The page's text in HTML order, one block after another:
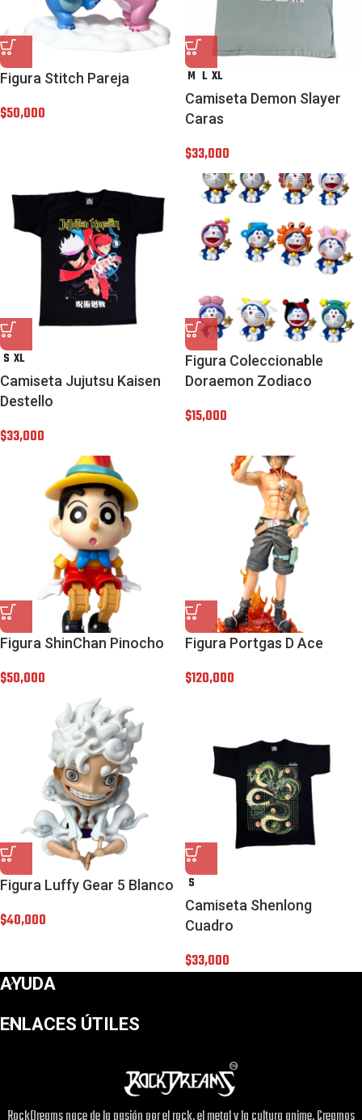
Figura Stitch Pareja
$50,000
M L XL
Camiseta Demon Slayer
Caras
$33,000
S XL
Camiseta Jujutsu Kaisen
Destello
$33,000
Figura Coleccionable
Doraemon Zodiaco
$15,000
Figura ShinChan Pinocho
$50,000
Figura Portgas D Ace
$120,000
Figura Luffy Gear 5 Blanco
$40,000
S
Camiseta Shenlong
Cuadro
$33,000
AYUDA
ENLACES ÚTILES